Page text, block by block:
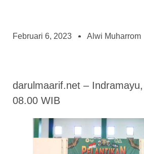
Februari 6, 2023 Alwi Muharrom
darulmaarif.net – Indramayu,
08.00 WIB